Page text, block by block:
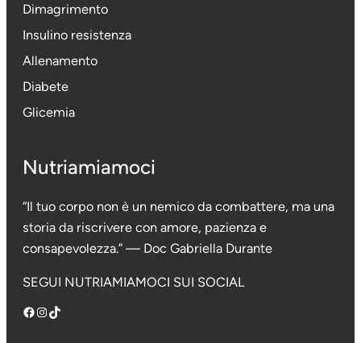
Dimagrimento
Insulino resistenza
Allenamento
Diabete
Glicemia
Nutriamiamoci
“Il tuo corpo non è un nemico da combattere, ma una
storia da riscrivere con amore, pazienza e
consapevolezza.” — Doc Gabriella Durante
SEGUI NUTRIAMIAMOCI SUI SOCIAL
Facebook InstagramTikTok